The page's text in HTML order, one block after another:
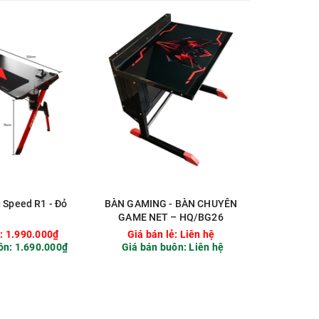
Speed R1 - Đỏ
1.990.000₫
1.690.000₫
BÀN GAMING - BÀN CHUYÊN
GAME NET – HQ/BG26
Giá bán lẻ: Liên hệ
Giá bán buôn:Liên hệ